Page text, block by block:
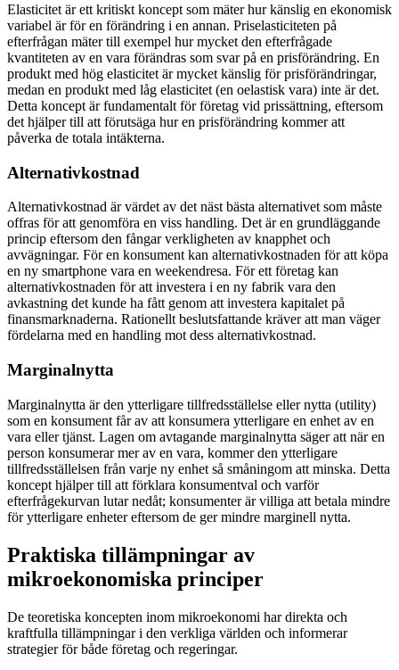
Elasticitet är ett kritiskt koncept som mäter hur känslig en ekonomisk
variabel är för en förändring i en annan. Priselasticiteten på
efterfrågan mäter till exempel hur mycket den efterfrågade
kvantiteten av en vara förändras som svar på en prisförändring. En
produkt med hög elasticitet är mycket känslig för prisförändringar,
medan en produkt med låg elasticitet (en oelastisk vara) inte är det.
Detta koncept är fundamentalt för företag vid prissättning, eftersom
det hjälper till att förutsäga hur en prisförändring kommer att
påverka de totala intäkterna.
Alternativkostnad
Alternativkostnad är värdet av det näst bästa alternativet som måste
offras för att genomföra en viss handling. Det är en grundläggande
princip eftersom den fångar verkligheten av knapphet och
avvägningar. För en konsument kan alternativkostnaden för att köpa
en ny smartphone vara en weekendresa. För ett företag kan
alternativkostnaden för att investera i en ny fabrik vara den
avkastning det kunde ha fått genom att investera kapitalet på
finansmarknaderna. Rationellt beslutsfattande kräver att man väger
fördelarna med en handling mot dess alternativkostnad.
Marginalnytta
Marginalnytta är den ytterligare tillfredsställelse eller nytta (utility)
som en konsument får av att konsumera ytterligare en enhet av en
vara eller tjänst. Lagen om avtagande marginalnytta säger att när en
person konsumerar mer av en vara, kommer den ytterligare
tillfredsställelsen från varje ny enhet så småningom att minska. Detta
koncept hjälper till att förklara konsumentval och varför
efterfrågekurvan lutar nedåt; konsumenter är villiga att betala mindre
för ytterligare enheter eftersom de ger mindre marginell nytta.
Praktiska tillämpningar av
mikroekonomiska principer
De teoretiska koncepten inom mikroekonomi har direkta och
kraftfulla tillämpningar i den verkliga världen och informerar
strategier för både företag och regeringar.